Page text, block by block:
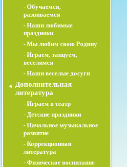
- Обучаемся,
развиваемся
- Наши любимые
праздники
- Мы любим свою Родину
- Играем, танцуем,
веселимся
- Наши веселые досуги
Дополнительная
литература
- Играем в театр
- Детские праздники
- Начальное музыкальное
развитие
- Коррекционная
литература
- Физическое воспитание